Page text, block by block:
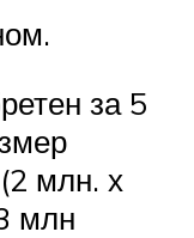
за 5
млн. х
млн